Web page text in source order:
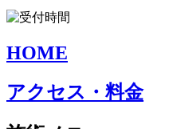
HOME
アクセス・料金